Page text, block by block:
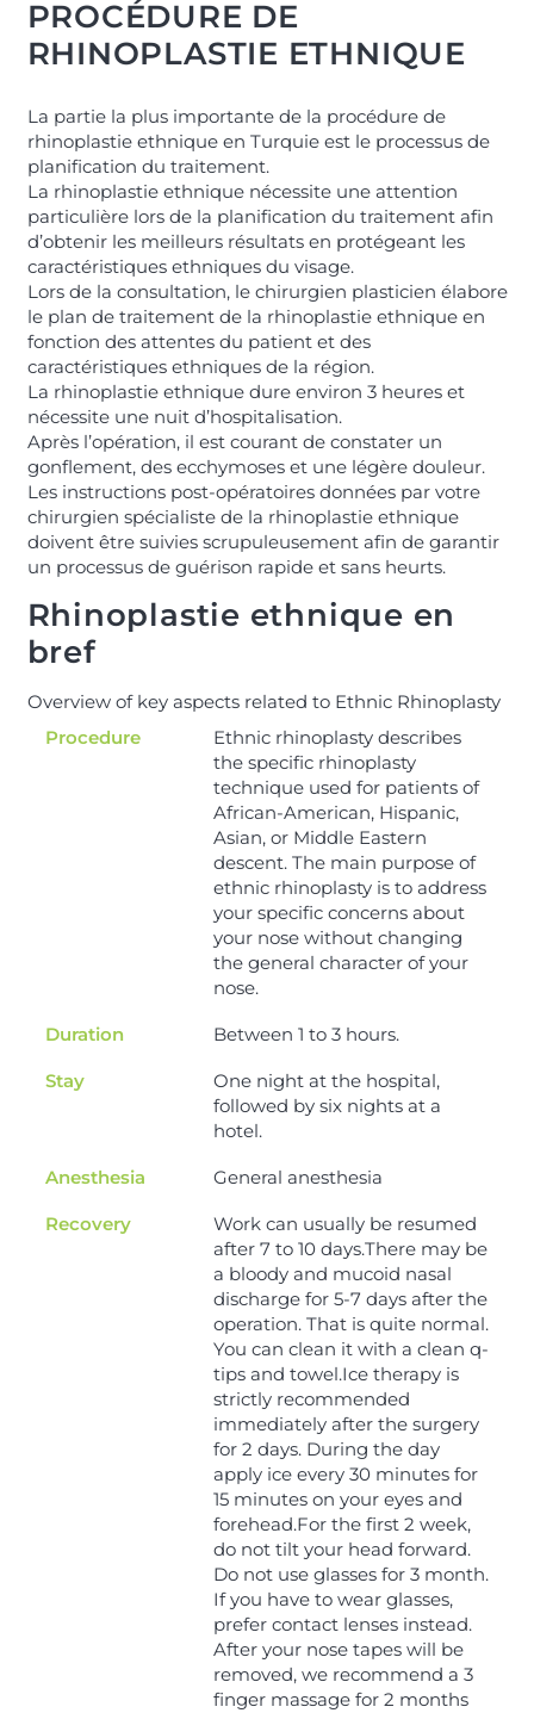
PROCÉDURE DE
RHINOPLASTIE ETHNIQUE
La partie la plus importante de la procédure de
rhinoplastie ethnique en Turquie est le processus de
planification du traitement.
La rhinoplastie ethnique nécessite une attention
particulière lors de la planification du traitement afin
d’obtenir les meilleurs résultats en protégeant les
caractéristiques ethniques du visage.
Lors de la consultation, le chirurgien plasticien élabore
le plan de traitement de la rhinoplastie ethnique en
fonction des attentes du patient et des
caractéristiques ethniques de la région.
La rhinoplastie ethnique dure environ 3 heures et
nécessite une nuit d’hospitalisation.
Après l’opération, il est courant de constater un
gonflement, des ecchymoses et une légère douleur.
Les instructions post-opératoires données par votre
chirurgien spécialiste de la rhinoplastie ethnique
doivent être suivies scrupuleusement afin de garantir
un processus de guérison rapide et sans heurts.
Rhinoplastie ethnique en
bref
Overview of key aspects related to Ethnic Rhinoplasty
Procedure
Ethnic rhinoplasty describes
the specific rhinoplasty
technique used for patients of
African-American, Hispanic,
Asian, or Middle Eastern
descent. The main purpose of
ethnic rhinoplasty is to address
your specific concerns about
your nose without changing
the general character of your
nose.
Duration Between 1 to 3 hours.
Stay
One night at the hospital,
followed by six nights at a
hotel.
Anesthesia General anesthesia
Recovery
Work can usually be resumed
after 7 to 10 days.There may be
a bloody and mucoid nasal
discharge for 5-7 days after the
operation. That is quite normal.
You can clean it with a clean q-
tips and towel.Ice therapy is
strictly recommended
immediately after the surgery
for 2 days. During the day
apply ice every 30 minutes for
15 minutes on your eyes and
forehead.For the first 2 week,
do not tilt your head forward.
Do not use glasses for 3 month.
If you have to wear glasses,
prefer contact lenses instead.
After your nose tapes will be
removed, we recommend a 3
finger massage for 2 months